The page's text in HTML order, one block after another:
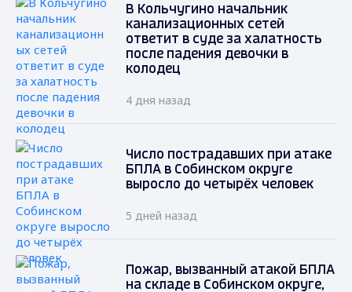
В Кольчугино начальник
канализационных сетей
ответит в суде за халатность
после падения девочки в
колодец
4 дня назад
Число пострадавших при атаке
БПЛА в Собинском округе
выросло до четырёх человек
5 дней назад
Пожар, вызванный атакой БПЛА
на складе в Собинском округе,